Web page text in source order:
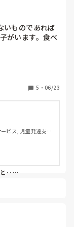
いものであれば
がいます。食べ
みたいです。
通に食べるとの
しがるので別々
他のご飯で隠し
問題ないので野
体重は気にはさ
フルーツを持っ
迎は殆ど父親で
5 ・ 06/23
ビス, 児童発達支援
‥